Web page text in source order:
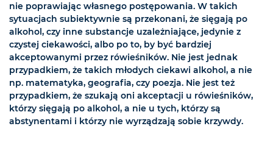
nie poprawiając własnego postępowania. W takich
sytuacjach subiektywnie są przekonani, że sięgają po
alkohol, czy inne substancje uzależniające, jedynie z
czystej ciekawości, albo po to, by być bardziej
akceptowanymi przez rówieśników. Nie jest jednak
przypadkiem, że takich młodych ciekawi alkohol, a nie
np. matematyka, geografia, czy poezja. Nie jest też
przypadkiem, że szukają oni akceptacji u rówieśników,
którzy sięgają po alkohol, a nie u tych, którzy są
abstynentami i którzy nie wyrządzają sobie krzywdy.